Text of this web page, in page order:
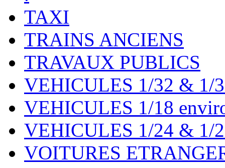
TAXI
TRAINS ANCIENS
TRAVAUX PUBLICS
VEHICULES 1/32 & 1/
VEHICULES 1/18
VEHICULES 1/24 & 1/
VOITURES